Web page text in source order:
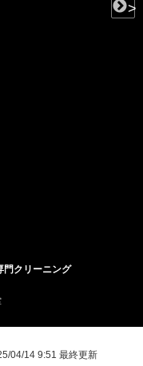
門クリーニング
>
04/14 9:51 最終更新